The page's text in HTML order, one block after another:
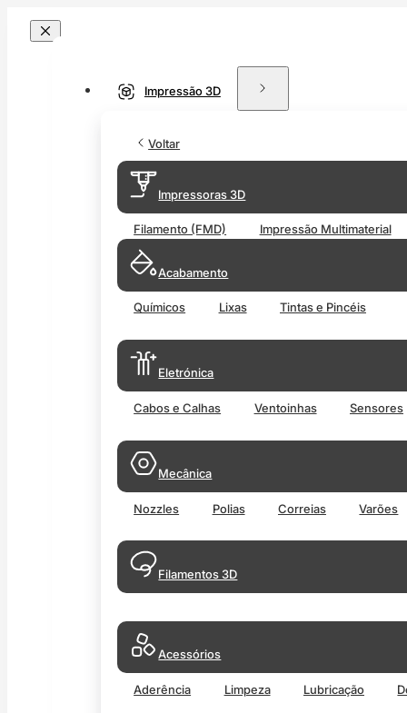
Impressão 3D
Voltar
Impressoras 3D
Filamento (FMD) Impressão Multimaterial
Acabamento
Químicos Lixas Tintas e Pincéis
Eletrónica
Cabos e Calhas Ventoinhas Sensores
Mecânica
Nozzles Polias Correias Varões
Filamentos 3D
Acessórios
Aderência Limpeza Lubricação